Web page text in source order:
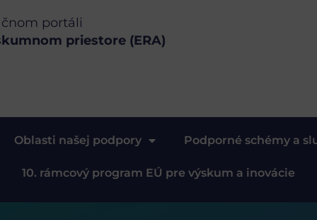
portáli
priestore (ERA)
Oblasti našej podpory Podporné schémy a
10. rámcový program EÚ pre výskum a inovácie